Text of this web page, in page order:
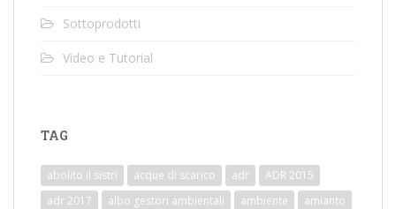
Sottoprodotti
Video e Tutorial
TAG
abolito il sistri acque di scarico adr
ADR 2015
adr 2017
albo gestori ambientali ambiente
amianto